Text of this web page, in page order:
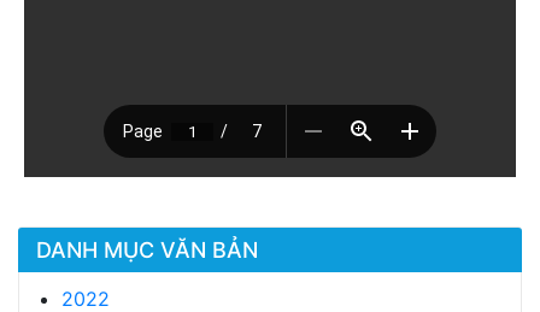
DANH MỤC VĂN BẢN
2022